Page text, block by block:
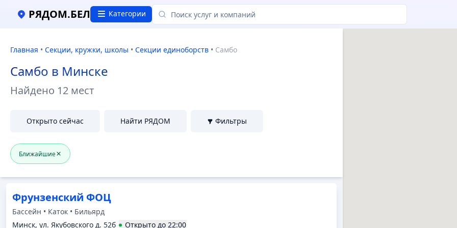
РЯДОМ.БЕЛ Категории
Главная • Секции, кружки, школы • Секции единоборств • Самбо
Самбо в Минске
Найдено 12 мест
Открыто сейчас Найти РЯДОМ Фильтры
Ближайшие
Фрунзенский ФОЦ
Бассейн • Каток • Бильярд
Минск, ул. Якубовского д. 52б
Открыто до 22:00
Самбо в Минске, Отзывы и цены